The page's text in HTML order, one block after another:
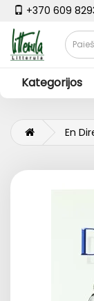
+370 609
Kategorijos
En